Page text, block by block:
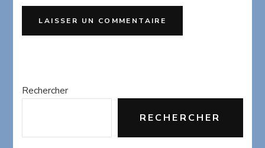
Rechercher
RECHERCHER